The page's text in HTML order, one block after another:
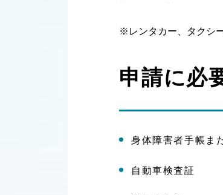
※レンタカー、タクシ
申請に必
身体障害者手帳ま
自動車検査証